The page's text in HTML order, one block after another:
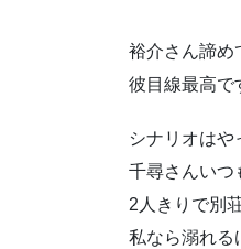
裕介さん諦め
彼目線最高で
シナリオはや
千尋さんいつ
2人きりで別
私なら溺れる